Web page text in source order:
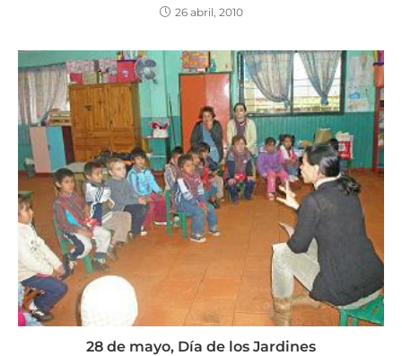
26 abril, 2010
28 de mayo, Día de los Jardines